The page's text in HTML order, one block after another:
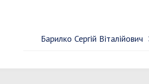
Барилко Сергій Віталійович